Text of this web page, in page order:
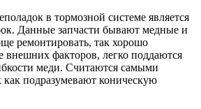
в тормозной системе является
Данные запчасти бывают медные и
ремонтировать, так хорошо
внешних факторов, легко поддаются
меди. Считаются самыми
подразумевают коническую